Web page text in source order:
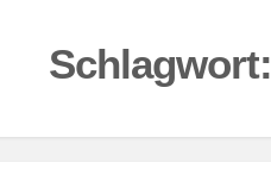
Schlagwort: